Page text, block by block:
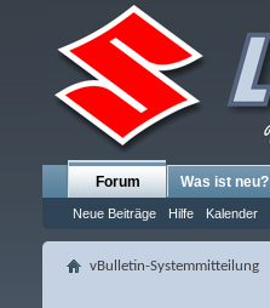
Forum
Neue Beiträge Hilfe Kalender
Was ist neu?
vBulletin-Systemmitteilung